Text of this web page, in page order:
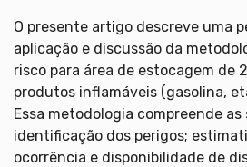
O presente artigo descreve uma
aplicação e discussão da
risco para área de estocagem de
produtos inflamáveis (gasolina,
Essa metodologia compreende
identificação dos perigos;
ocorrência e disponibilidade de